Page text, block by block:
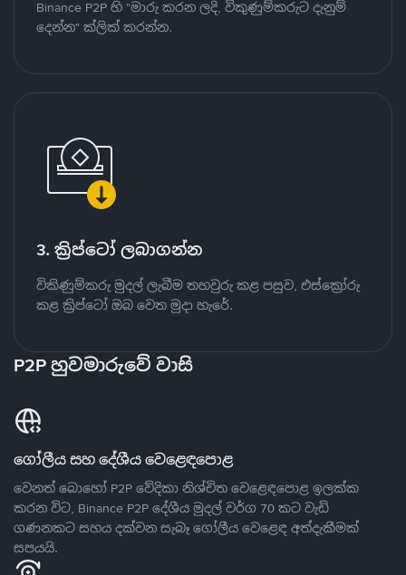
Binance P2P හි "මාරු කරන ලදි, විකුණුම්කරුට දැනුම්
දෙන්න" ක්ලික් කරන්න.
3. ක්‍රිප්ටෝ ලබාගන්න
විකිණුම්කරු මුදල් ලැබීම තහවුරු කළ පසුව, එස්ක්‍රෝරු
කළ ක්‍රිප්ටෝ ඔබ වෙත මුදා හැරේ.
P2P හුවමාරුවේ වාසි
ගෝලීය සහ දේශීය වෙළෙඳපොළ
වෙනත් බොහෝ P2P වේදිකා නිශ්චිත වෙළෙඳපොළ ඉලක්ක
කරන විට, Binance P2P දේශීය මුදල් වර්ග 70 කට වැඩි
ගණනකට සහය දක්වන සැබෑ ගෝලීය වෙළෙඳ අත්දැකීමක්
සපයයි.